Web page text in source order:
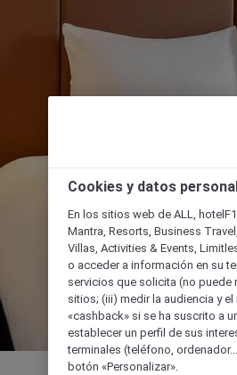
Cookies y datos
En los sitios web de ALL,
Mantra, Resorts, Business
Villas, Activities & Events,
o acceder a información en su
servicios que solicita (no puede
sitios; (iii) medir la audiencia y
«cashback» si se ha suscrito a
establecer un perfil de sus
terminales (teléfono,
botón «Personalizar».